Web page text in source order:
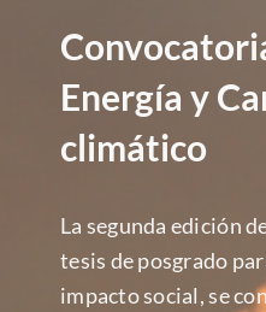
Energía y
climático
La segunda edición
tesis de posgrado
impacto social, se